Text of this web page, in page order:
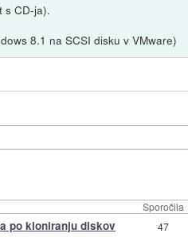
s CD-ja).
8.1 na SCSI disku v VMware)
Sporočila
po kloniranju diskov 47